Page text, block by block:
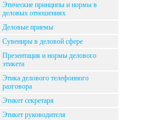
Этические принципы и нормы в
деловых отношениях
Деловые приемы
Сувениры в деловой сфере
Презентация и нормы делового
этикета
Этика делового телефонного
разговора
Этикет секретаря
Этикет руководителя